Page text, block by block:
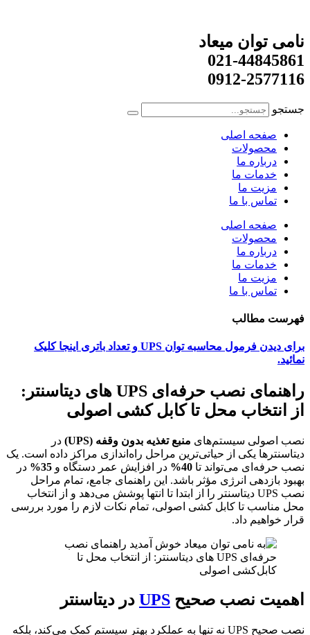
نامی توان میعاد
021-44845861
0912-2577116
جستجو
صفحه اصلی
محصولات
درباره ما
خدمات ما
مزیت ما
تماس با ما
صفحه اصلی
محصولات
درباره ما
خدمات ما
مزیت ما
تماس با ما
فهرست مطالب
برای دیدن فرمول محاسبه توان UPS و تعداد باتری اینجا کلیک
نمائید.
راهنمای نصب حرفه‌ای UPS های دیتاسنتر:
از انتخاب محل تا کابل کشی اصولی
نصب اصولی سیستم‌های منبع تغذیه بدون وقفه (UPS)
در
دیتاسنترها یکی از حیاتی‌ترین مراحل راه‌اندازی مراکز داده است. یک
نصب حرفه‌ای می‌تواند تا 40% در افزایش عمر دستگاه و 35%
در
بهبود بازدهی انرژی مؤثر باشد. این راهنمای جامع، تمام مراحل
نصب UPS دیتاسنتر را از ابتدا تا انتها پوشش می‌دهد و از انتخاب
محل مناسب تا کابل کشی اصولی، تمام نکات لازم را مورد بررسی
قرار خواهیم داد.
اهمیت نصب صحیح UPS در دیتاسنتر
نصب صحیح UPS نه تنها به عملکرد بهتر سیستم کمک می‌کند، بلکه